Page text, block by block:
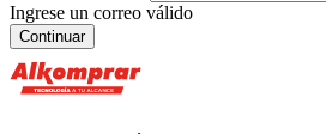
Ingrese un correo válido
Continuar